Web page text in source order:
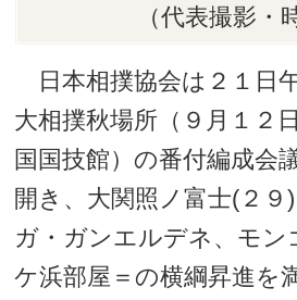
（代表撮影・
日本相撲協会は２１日
大相撲秋場所（９月１２
国国技館）の番付編成会
開き、大関照ノ富士(２
ガ・ガンエルデネ、モン
ケ浜部屋＝の横綱昇進を